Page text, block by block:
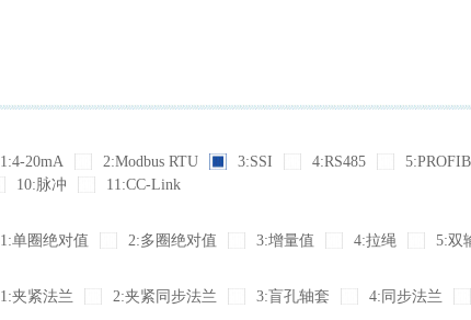
1:4-20mA 2:Modbus RTU 3:SSI 4:RS485
10:脉冲 11:CC-Link
1:单圈绝对值 2:多圈绝对值 3:增量值 4:拉绳 5:双
1:夹紧法兰 2:夹紧同步法兰 3:盲孔轴套 4:同步法兰